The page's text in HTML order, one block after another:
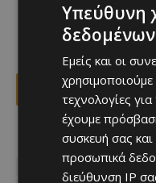
Facebook
INSTAGRAM
ΚΒΙΤΣΑ ΚΒΑΡΑΤΣΚΕΛΙΑ
Υπεύθυνη
Εμείς και οι
τεχνολογίες
έχουμε
συσκευή σας
προσωπικά
διεύθυνση IP